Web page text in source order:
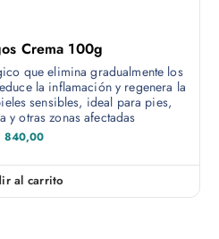
Crema 100g
que elimina gradualmente los
la inflamación y regenera la
sensibles, ideal para pies,
y otras zonas afectadas
840,00
al carrito